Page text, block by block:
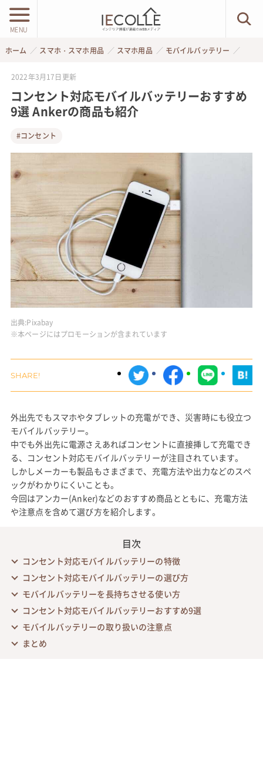
MENU
ホーム スマホ・スマホ用品 スマホ用品 モバイルバッテリー
2022年3月17日 更新
コンセント対応モバイルバッテリーおすすめ
9選 Ankerの商品も紹介
#コンセント
出典:Pixabay
※本ページにはプロモーションが含まれています
外出先でもスマホやタブレットの充電ができ、災害時にも役立つ
モバイルバッテリー。
中でも外出先に電源さえあればコンセントに直接挿して充電でき
る、コンセント対応モバイルバッテリーが注目されています。
しかしメーカーも製品もさまざまで、充電方法や出力などのスペ
ックがわかりにくいことも。
今回はアンカー(Anker)などのおすすめ商品とともに、充電方法
や注意点を含めて選び方を紹介します。
目次
コンセント対応モバイルバッテリーの特徴
コンセント対応モバイルバッテリーの選び方
モバイルバッテリーを長持ちさせる使い方
コンセント対応モバイルバッテリーおすすめ9選
モバイルバッテリーの取り扱いの注意点
まとめ